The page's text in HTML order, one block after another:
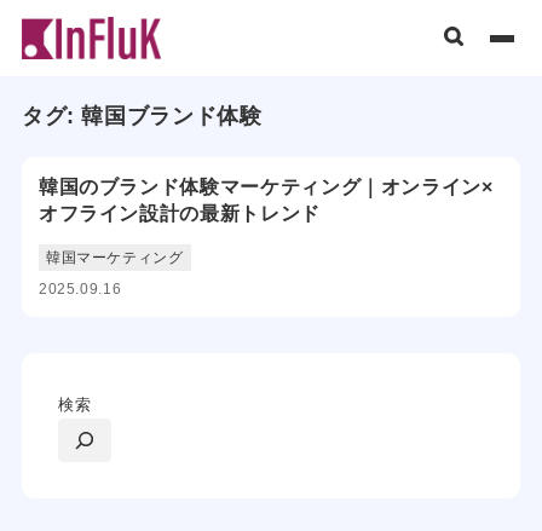
タグ:韓国ブランド体験
韓国のブランド体験マーケティング｜オンライン×
オフライン設計の最新トレンド
韓国マーケティング
2025.09.16
検索